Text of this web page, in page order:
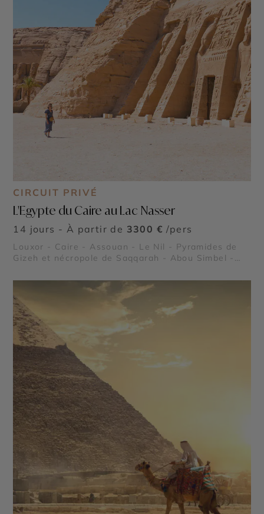
CIRCUIT PRIVÉ
L'Egypte du Caire au Lac Nasser
14 jours - À partir de 3300 € /pers
Louxor - Caire - Assouan - Le Nil - Pyramides de
Gizeh et nécropole de Saqqarah - Abou Simbel -